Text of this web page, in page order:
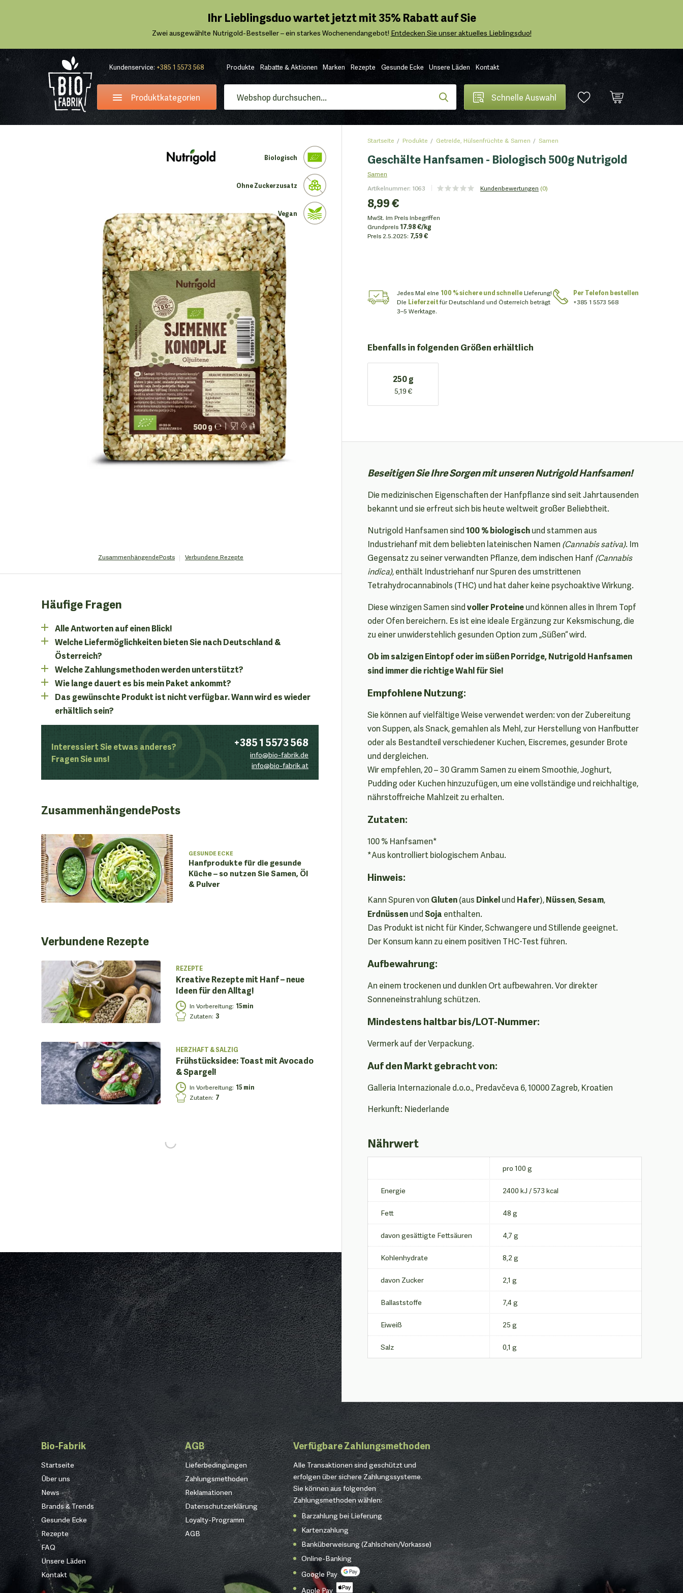
Ihr Lieblingsduo wartet jetzt mit 35% Rabatt auf Sie
Zwei ausgewählte Nutrigold-Bestseller – ein starkes Wochenendangebot! Entdecken Sie unser aktuelles Lieblingsduo!
Kundenservice: +385 1 5573 568
Produktkategorien
Produkte Rabatte & Aktionen Marken Rezepte Gesunde Ecke Unsere Läden Kontakt
Schnelle Auswahl
Biologisch
Ohne Zuckerzusatz
Vegan
ZusammenhängendePosts Verbundene Rezepte
Häufige Fragen
Alle Antworten auf einen Blick!
Welche Liefermöglichkeiten bieten Sie nach Deutschland &
Österreich?
Welche Zahlungsmethoden werden unterstützt?
Wie lange dauert es bis mein Paket ankommt?
Das gewünschte Produkt ist nicht verfügbar. Wann wird es wieder
erhältlich sein?
Interessiert Sie etwas anderes?
Fragen Sie uns!
+385 1 5573 568
info@bio-fabrik.de
info@bio-fabrik.at
ZusammenhängendePosts
GESUNDE ECKE
Hanfprodukte für die gesunde
Küche – so nutzen Sie Samen, Öl
& Pulver
VerbundeneRezepte
REZEPTE
Kreative Rezepte mit Hanf – neue
Ideen für den Alltag!
In Vorbereitung: 15min
Zutaten: 3
HERZHAFT & SALZIG
Frühstücksidee: Toast mit Avocado
& Spargel!
In Vorbereitung: 15 min
Zutaten: 7
Startseite Produkte Getreide, Hülsenfrüchte & Samen Samen
Geschälte Hanfsamen - Biologisch 500g Nutrigold
Samen
Artikelnummer: 1063 Kundenbewertungen (0)
8,99 €
MwSt. im Preis inbegriffen
Grundpreis 17.98 €/kg
Preis 2.5.2025: 7,59 €
Jedes Mal eine 100 % sichere und schnelleLieferung!
Die Lieferzeitfür Deutschland und Österreich beträgt
3–5 Werktage.
Per Telefon bestellen
+385 1 5573 568
Ebenfalls in folgenden Größen erhältlich
250 g
5,19 €
Beseitigen Sie Ihre Sorgen mit unseren Nutrigold Hanfsamen!
Die medizinischen Eigenschaften der Hanfpflanze sind seit Jahrtausenden
bekannt und sie erfreut sich bis heute weltweit großer Beliebtheit.
Nutrigold Hanfsamen sind100 % biologischund stammen aus
Industriehanf mit dem beliebten lateinischen Namen (Cannabis sativa). Im
Gegensatz zu seiner verwandten Pflanze, dem indischen Hanf(Cannabis
indica),enthält Industriehanf nur Spuren des umstrittenen
Tetrahydrocannabinols (THC) und hat daher keine psychoaktive Wirkung.
Diese winzigen Samen sindvoller Proteine​​und können alles in Ihrem Topf
oder Ofen bereichern. Es ist eine ideale Ergänzung zur Keksmischung, die
zu einer unwiderstehlich gesunden Option zum „Süßen“ wird.
Ob im salzigen Eintopf oder im süßen Porridge, Nutrigold Hanfsamen
sind immer die richtige Wahl für Sie!
Empfohlene Nutzung:
Sie können auf vielfältige Weise verwendet werden: von der Zubereitung
von Suppen, als Snack, gemahlen als Mehl, zur Herstellung von Hanfbutter
oder als Bestandteil verschiedener Kuchen, Eiscremes, gesunder Brote
und dergleichen.
Wir empfehlen, 20 – 30 Gramm Samen zu einem Smoothie, Joghurt,
Pudding oder Kuchen hinzuzufügen, um eine vollständige und reichhaltige,
nährstoffreiche Mahlzeit zu erhalten.
Zutaten:
100 % Hanfsamen*
*Aus kontrolliert biologischem Anbau.
Hinweis:
Kann Spuren von Gluten(aus Dinkelund Hafer),Nüssen,Sesam,
ErdnüssenundSoja enthalten.
Das Produkt ist nicht für Kinder, Schwangere und Stillende geeignet.
Der Konsum kann zu einem positiven THC-Test führen.
Aufbewahrung:
An einem trockenen und dunklen Ort aufbewahren. Vor direkter
Sonneneinstrahlung schützen.
Mindestens haltbar bis/LOT-Nummer:
Vermerk auf der Verpackung.
Auf den Markt gebracht von:
Galleria Internazionale d.o.o., Predavčeva 6, 10000 Zagreb, Kroatien
Herkunft: Niederlande
Nährwert
pro 100 g
Energie 2400 kJ / 573 kcal
Fett 48 g
davon gesättigte Fettsäuren 4,7 g
Kohlenhydrate 8,2 g
davon Zucker 2,1 g
Ballaststoffe 7,4 g
Eiweiß 25 g
Salz 0,1 g
Bio-Fabrik
Startseite
Über uns
News
Brands & Trends
Gesunde Ecke
Rezepte
FAQ
Unsere Läden
Kontakt
AGB
Lieferbedingungen
Zahlungsmethoden
Reklamationen
Datenschutzerklärung
Loyalty-Programm
AGB
Verfügbare Zahlungsmethoden
Alle Transaktionen sind geschützt und
erfolgen über sichere Zahlungssysteme.
Sie können aus folgenden
Zahlungsmethoden wählen:
Barzahlung bei Lieferung
Kartenzahlung
Banküberweisung (Zahlschein/Vorkasse)
Online-Banking
Google Pay
Apple Pay